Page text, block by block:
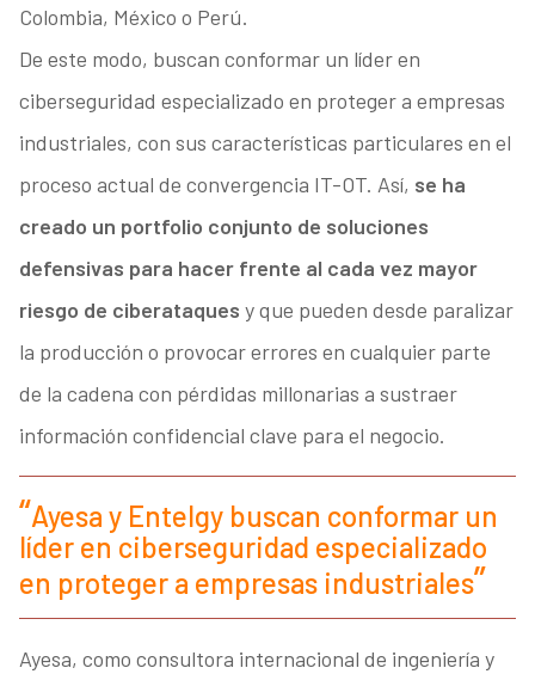
Colombia, México o Perú.
De este modo, buscan conformar un líder en
ciberseguridad especializado en proteger a empresas
industriales, con sus características particulares en el
proceso actual de convergencia IT-OT. Así, se ha
creado un portfolio conjunto de soluciones
defensivas para hacer frente al cada vez mayor
riesgo de ciberataques y que pueden desde paralizar
la producción o provocar errores en cualquier parte
de la cadena con pérdidas millonarias a sustraer
información confidencial clave para el negocio.
Ayesa y Entelgy buscan conformar un
líder en ciberseguridad especializado
en proteger a empresas industriales
Ayesa, como consultora internacional de ingeniería y